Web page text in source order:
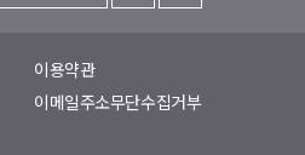
이용약관
이메일주소무단수집거부